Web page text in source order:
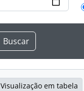
Visualização em tabela